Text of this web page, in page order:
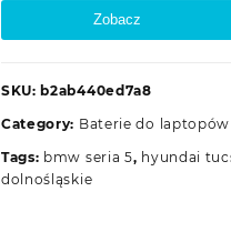
Zobacz
SKU: b2ab440ed7a8
Category: Baterie do laptopów
Tags: bmw seria 5, hyundai
dolnośląskie